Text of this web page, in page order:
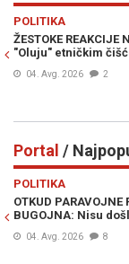
POLITIKA
ŽESTOKE
"Oluju" etničkim
04. Avg. 2026 2
Portal /
POLITIKA
OTKUD
BUGOJNA: Nisu
04. Avg. 2026 8